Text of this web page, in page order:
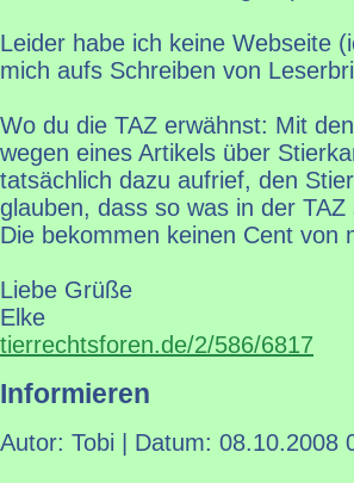
Leider habe ich keine Webseite
mich aufs Schreiben von
Wo du die TAZ erwähnst: Mit
wegen eines Artikels über
tatsächlich dazu aufrief, den
glauben, dass so was in der
Die bekommen keinen Cent von
Liebe Grüße
Elke
tierrechtsforen.de/2/586/6817
Informieren
Autor: Tobi | Datum: 08.10.2008